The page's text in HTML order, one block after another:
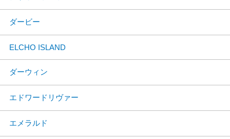
ダービー
ELCHO ISLAND
ダーウィン
エドワードリヴァー
エメラルド